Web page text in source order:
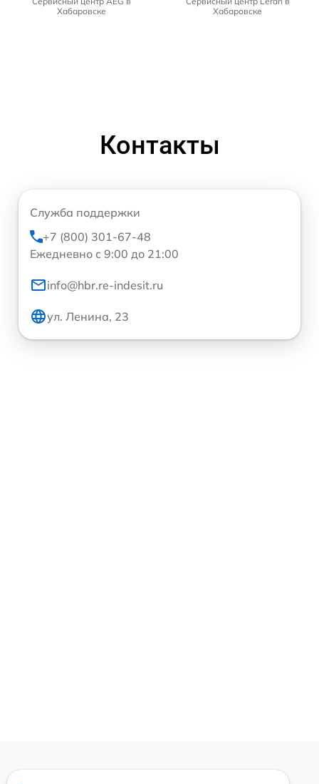
Хабаровске
Хабаровске
Контакты
Служба поддержки
+7 (800) 301-67-48
Ежедневно с 9:00 до 21:00
info@hbr.re-indesit.ru
ул. Ленина, 23